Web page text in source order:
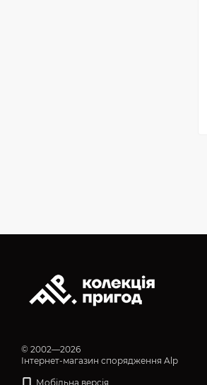
© 2002—2026
Інтернет-магазин спорядження Alp
Мобільна версія